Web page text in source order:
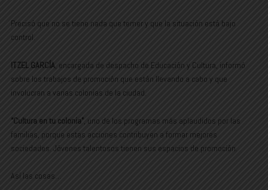
Precisó que no se tiene nada que temer y que la situación está bajo
control.
ITZEL GARCÍA, encargada de despacho de Educación y Cultura, informó
sobre los trabajos de promoción que están llevando a cabo y que
involucran a varias colonias de la ciudad.
“Cultura en tu colonia”, uno de los programas más aplaudidos por las
familias, porque estas acciones contribuyen a formar mejores
sociedades. Jóvenes talentosos tienen sus espacios de promoción.
Así las cosas…